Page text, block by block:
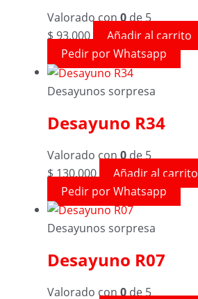
Valorado con0de 5
$93.000
Añadir al carrito
Pedir por Whatsapp
Desayunos sorpresa
Desayuno R34
Valorado con0de 5
$130.000
Añadir al carrito
Pedir por Whatsapp
Desayunos sorpresa
Desayuno R07
Valorado con0de 5